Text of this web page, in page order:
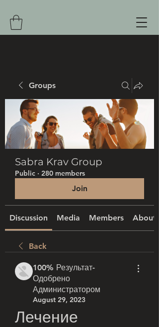
Groups
Sabra Krav Group
Public · 280 members
Join
Discussion Media Members About
Back
100% Результат-
Одобрено
Администратором
August 29, 2023
Лечение